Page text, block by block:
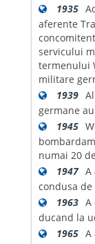
1935
aferente
servicului
termenului
militare
1939
germane
1945
numai 20
1947 A
condusa de
1963 A
ducand la
1965 A